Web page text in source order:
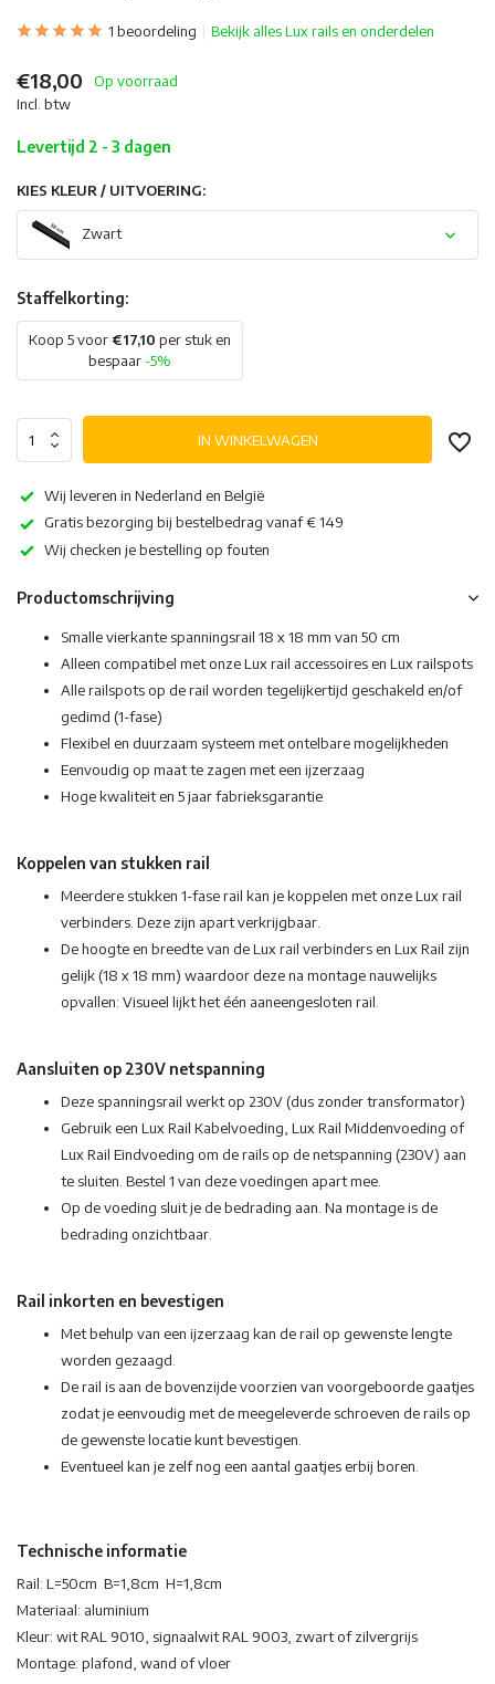
1 beoordeling Bekijk alles Lux rails en onderdelen
€18,00
Op voorraad
Incl. btw
Levertijd 2 - 3 dagen
KIES KLEUR / UITVOERING:
Zwart
Staffelkorting:
Koop 5 voor€17,10 per stuk en
bespaar -5%
IN WINKELWAGEN
Wij leveren in Nederland en België
Gratis bezorging bij bestelbedrag vanaf € 149
Wij checken je bestelling op fouten
Productomschrijving
Smalle vierkante spanningsrail 18 x 18 mm van 50 cm
Alleen compatibel met onze Lux rail accessoires en Lux railspots
Alle railspots op de rail worden tegelijkertijd geschakeld en/of
gedimd (1-fase)
Flexibel en duurzaam systeem met ontelbare mogelijkheden
Eenvoudig op maat te zagen met een ijzerzaag
Hoge kwaliteit en 5 jaar fabrieksgarantie
Koppelen van stukken rail
Meerdere stukken 1-fase rail kan je koppelen met onze Lux rail
verbinders. Deze zijn apart verkrijgbaar.
De hoogte en breedte van de Lux rail verbinders en Lux Rail zijn
gelijk (18 x 18 mm) waardoor deze na montage nauwelijks
opvallen: Visueel lijkt het één aaneengesloten rail.
Aansluiten op 230V netspanning
Deze spanningsrail werkt op 230V (dus zonder transformator)
Gebruik een Lux Rail Kabelvoeding, Lux Rail Middenvoeding of
Lux Rail Eindvoeding om de rails op de netspanning (230V) aan
te sluiten. Bestel 1 van deze voedingen apart mee.
Op de voeding sluit je de bedrading aan. Na montage is de
bedrading onzichtbaar.
Rail inkorten en bevestigen
Met behulp van een ijzerzaag kan de rail op gewenste lengte
worden gezaagd.
De rail is aan de bovenzijde voorzien van voorgeboorde gaatjes
zodat je eenvoudig met de meegeleverde schroeven de rails op
de gewenste locatie kunt bevestigen.
Eventueel kan je zelf nog een aantal gaatjes erbij boren.
Technische informatie
Rail: L=50cm B=1,8cm H=1,8cm
Materiaal: aluminium
Kleur: wit RAL 9010, signaalwit RAL 9003, zwart of zilvergrijs
Montage: plafond, wand of vloer